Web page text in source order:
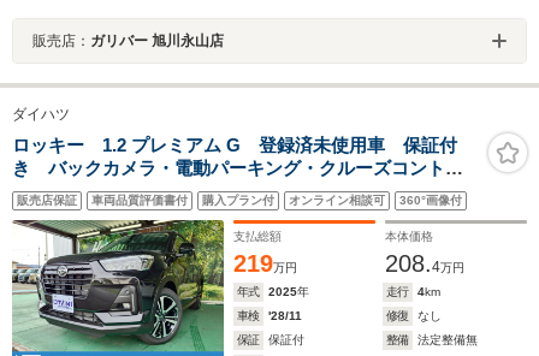
販売店： ガリバー 旭川永山店
ダイハツ
ロッキー 1.2 プレミアム G 登録済未使用車 保証付
き バックカメラ・電動パーキング・クルーズコントロ
ール・シートヒーター・コーナーセンサー・USB電源・
衝突軽減装置・LEDヘッドライト・スマートキー・オー
トエアコン
販売店保証 車両品質評価書付 購入プラン付 オンライン相談可 360°画像付
支払総額
219万円
本体価格
208.4万円
年式
2025年 走行 4km
車検
'28/11 修復
なし
保証
保証付 整備
法定整備無